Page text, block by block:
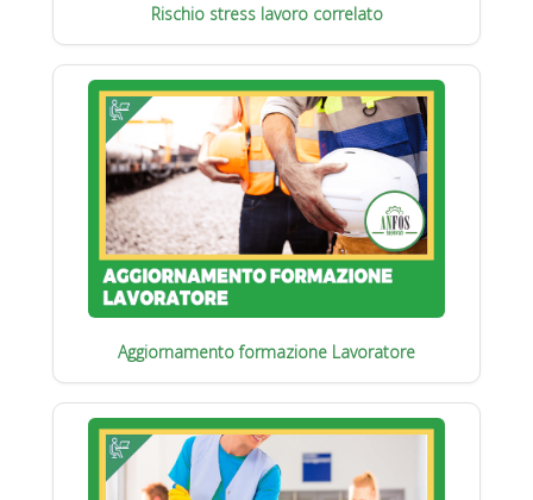
Rischio stress lavoro correlato
Aggiornamento formazione Lavoratore